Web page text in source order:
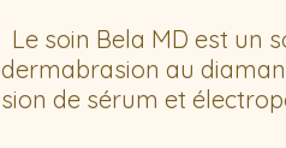
Le soin Bela MD est un
au
de sérum et